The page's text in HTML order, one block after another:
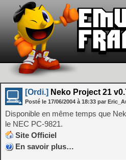
[Ordi.] Neko Project 21
Posté le 17/06/2004 à 18:33 par
Disponible en même temps que
le NEC PC-9821.
Site Officiel
En savoir plus…